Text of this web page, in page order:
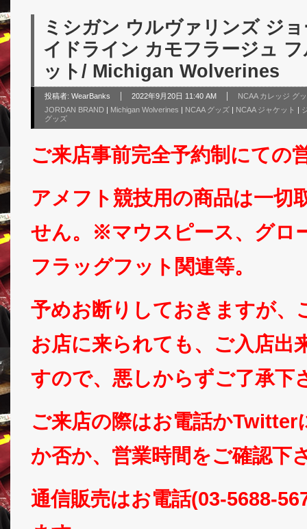
ミシガン ウルヴァリンズ ジ
イドライン カモフラージュ
ット/ Michigan Wolverines
投稿者: WearBanks 2022年9月20日 11:40 AM
NCAA カレッジ グ
JORDAN BRAND | Michigan Wolverines | NCAA グッズ | NCAA ジャケット |
グッズ
ご来店事前完全予約制にての
アメフト競技用の商品は一切
せん。※マウスピース、グロ
フラッグフット関連等。
予めお断りしておきますが、
お店に来られても、ご入店出
すので、悪しからずご了承下
ご来店の際はお電話かTwitter
か否か、営業時間をご確認下
通信販売はお電話(03-5688-